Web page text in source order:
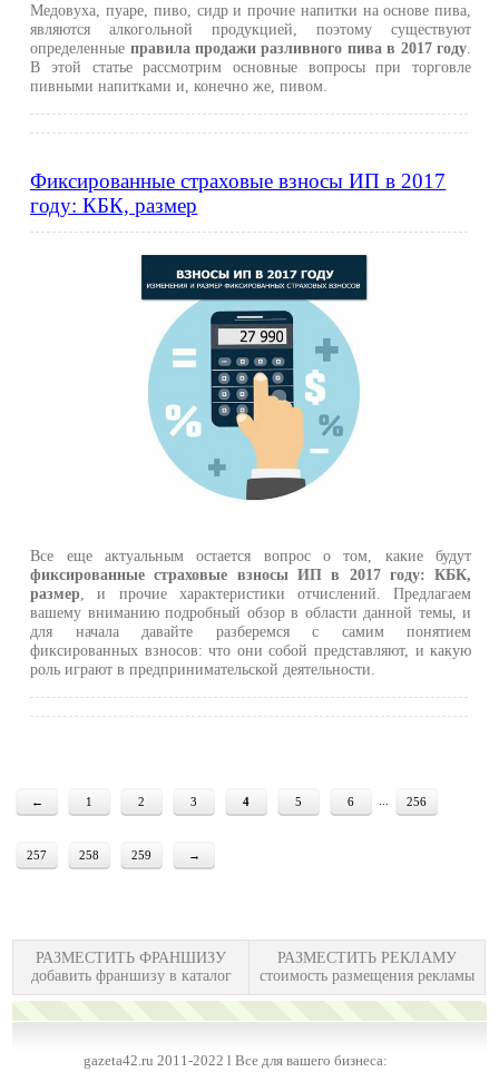
Медовуха, пуаре, пиво, сидр и прочие напитки на основе пива,
являются алкогольной продукцией, поэтому существуют
определенные правила продажи разливного пива в 2017 году
В этой статье рассмотрим основные вопросы при торговле
пивными напитками и, конечно же, пивом.
Фиксированные страховые взносы ИП в 2017
году: КБК, размер
Все еще актуальным остается вопрос о том, какие будут
фиксированные страховые взносы ИП в 2017 году: КБК,
размер , и прочие характеристики отчислений. Предлагаем
вашему вниманию подробный обзор в области данной темы, и
для начала давайте разберемся с самим понятием
фиксированных взносов: что они собой представляют, и какую
роль играют в предпринимательской деятельности.
← 1 2 3 4 5 6 256
257 258 259 →
РАЗМЕСТИТЬ ФРАНШИЗУ
добавить франшизу в каталог
РАЗМЕСТИТЬ РЕКЛАМУ
стоимость размещения рекламы
gazeta42.ru 2011-2022 l Все для вашего бизнеса: